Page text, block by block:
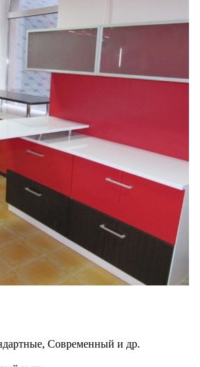
Современный и др.